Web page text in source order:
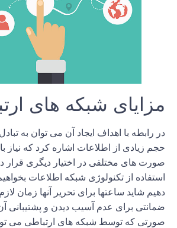
مزایای شبکه های
در رابطه با اهداف ایجاد آن می توان به
حجم زیادی از اطلاعات اشاره کرد که نیاز
صورت های مختلفی در اختیار دیگری قرار
استفاده از تکنولوژی شبکهاطلاعات
دهیم شاید ساعتها برای تحریر آنها زمان
ضمانتی برای عدم آسیب دیدن و پشتیبانی
صورتی که توسط شبکه های ارتباطیمی